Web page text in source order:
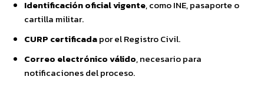
Identificación oficial vigente, como INE, pasaporte o
cartilla militar.
CURP certificadapor el Registro Civil.
Correo electrónico válido, necesario para
notificaciones del proceso.